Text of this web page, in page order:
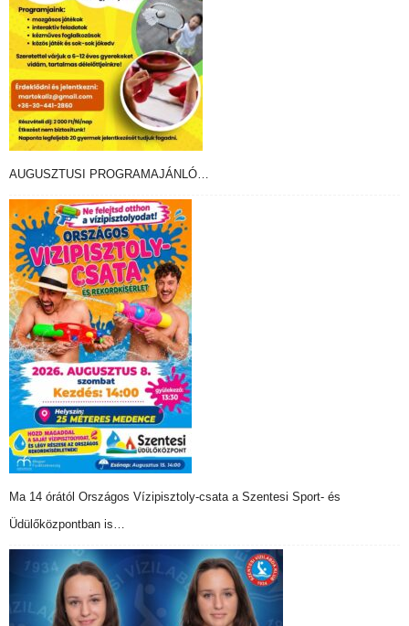
AUGUSZTUSI PROGRAMAJÁNLÓ…
Ma 14 órától Országos Vízipisztoly-csata a Szentesi Sport- és
Üdülőközpontban is…